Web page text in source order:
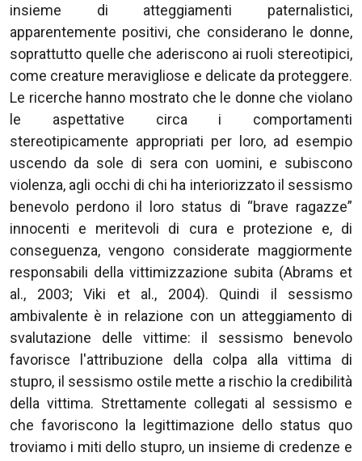
insieme di atteggiamenti paternalistici,
apparentemente positivi, che considerano le donne,
soprattutto quelle che aderiscono ai ruoli stereotipici,
come creature meravigliose e delicate da proteggere.
Le ricerche hanno mostrato che le donne che violano
le aspettative circa i comportamenti
stereotipicamente appropriati per loro, ad esempio
uscendo da sole di sera con uomini, e subiscono
violenza, agli occhi di chi ha interiorizzato il sessismo
benevolo perdono il loro status di “brave ragazze”
innocenti e meritevoli di cura e protezione e, di
conseguenza, vengono considerate maggiormente
responsabili della vittimizzazione subita (Abrams et
al., 2003; Viki et al., 2004). Quindi il sessismo
ambivalente è in relazione con un atteggiamento di
svalutazione delle vittime: il sessismo benevolo
favorisce l'attribuzione della colpa alla vittima di
stupro, il sessismo ostile mette a rischio la credibilità
della vittima. Strettamente collegati al sessismo e
che favoriscono la legittimazione dello status quo
troviamo i miti dello stupro, un insieme di credenze e